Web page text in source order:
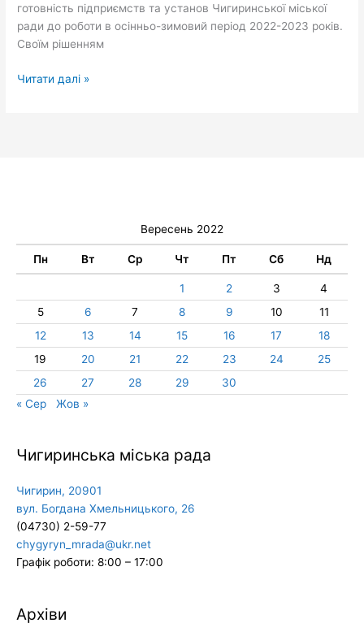
готовність підприємств та установ Чигиринської міської
ради до роботи в осінньо-зимовий період 2022-2023 років.
Своїм рішенням
Читати далі »
Вересень 2022
Пн Вт Ср Чт Пт Сб Нд
1 2 3
4
5
6 7 8 9 10
11
12
13 14 15 16 17
18
19
20 21 22 23 24
25
26
27 28 29
30
« Сер
Жов »
Чигиринська міська рада
Чигирин, 20901
вул. Богдана Хмельницького, 26
(04730) 2-59-77
chygyryn_mrada@ukr.net
Графік роботи: 8:00 – 17:00
Архіви
Архіви